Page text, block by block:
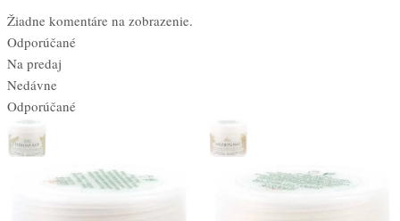
Žiadne komentáre na zobrazenie.
Odporúčané
Na predaj
Nedávne
Odporúčané